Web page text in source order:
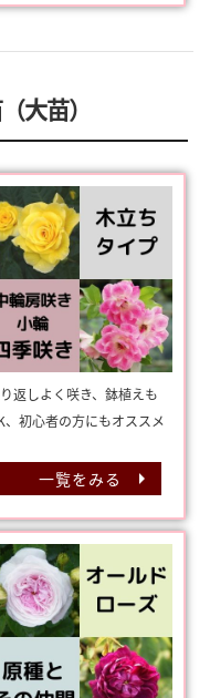
大苗）
返しよく咲き、鉢植えも
、初心者の方にもオススメ
一覧をみる